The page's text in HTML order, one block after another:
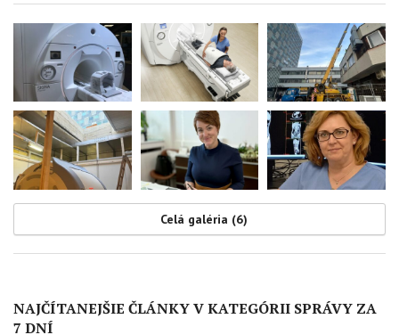
Celá galéria (6)
NAJČÍTANEJŠIE ČLÁNKY V KATEGÓRII SPRÁVY ZA
7 DNÍ